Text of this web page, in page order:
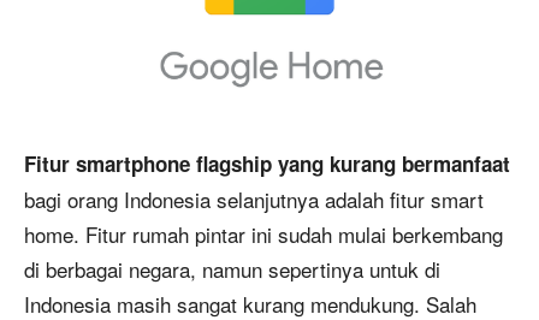
Fitur smartphone flagship yang kurang bermanfaat
bagi orang Indonesia selanjutnya adalah fitur smart
home. Fitur rumah pintar ini sudah mulai berkembang
di berbagai negara, namun sepertinya untuk di
Indonesia masih sangat kurang mendukung. Salah